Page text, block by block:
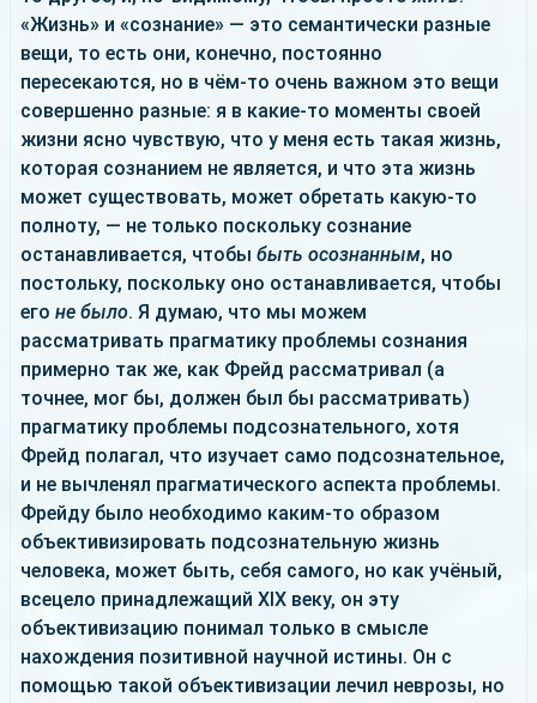
«Жизнь» и «сознание» — это семантически разные
вещи, то есть они, конечно, постоянно
пересекаются, но в чём-то очень важном это вещи
совершенно разные: я в какие-то моменты своей
жизни ясно чувствую, что у меня есть такая жизнь,
которая сознанием не является, и что эта жизнь
может существовать, может обретать какую-то
полноту, — не только поскольку сознание
останавливается, чтобы быть осознанным, но
постольку, поскольку оно останавливается, чтобы
его не было. Я думаю, что мы можем
рассматривать прагматику проблемы сознания
примерно так же, как Фрейд рассматривал (а
точнее, мог бы, должен был бы рассматривать)
прагматику проблемы подсознательного, хотя
Фрейд полагал, что изучает само подсознательное,
и не вычленял прагматического аспекта проблемы.
Фрейду было необходимо каким-то образом
объективизировать подсознательную жизнь
человека, может быть, себя самого, но как учёный,
всецело принадлежащий XIX веку, он эту
объективизацию понимал только в смысле
нахождения позитивной научной истины. Он с
помощью такой объективизации лечил неврозы, но